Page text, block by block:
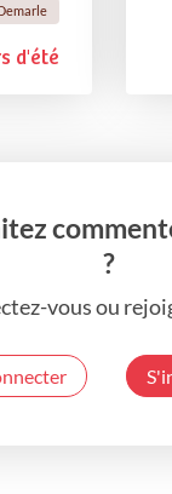
d'été
?
vous ou